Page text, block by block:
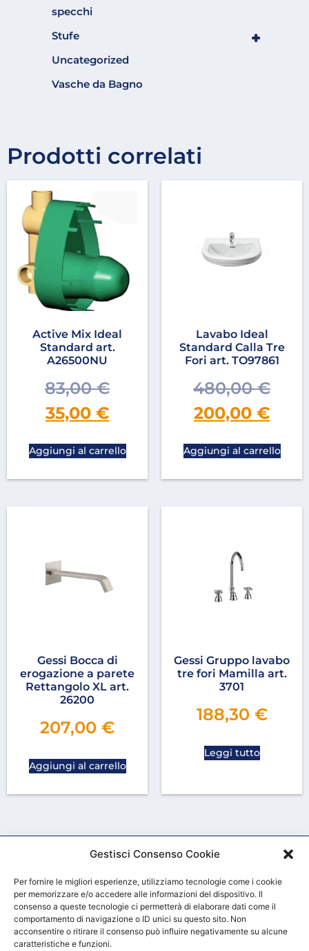
Gestisci Consenso Cookie
Per fornire le migliori esperienze, utilizziamo tecnologie come i cookie
per memorizzare e/o accedere alle informazioni del dispositivo. Il
consenso a queste tecnologie ci permetterà di elaborare dati come il
comportamento di navigazione o ID unici su questo sito. Non
acconsentire o ritirare il consenso può influire negativamente su alcune
caratteristiche e funzioni.
specchi
+
Stufe
Uncategorized
Vasche da Bagno
Prodotti correlati
Active Mix Ideal
Standard art.
A26500NU
83,00€
35,00 €
Aggiungi al carrello
Lavabo Ideal
Standard Calla Tre
Fori art. TO97861
480,00€
200,00 €
Aggiungi al carrello
Gessi Bocca di
erogazione a parete
Rettangolo XL art.
26200
207,00 €
Aggiungi al carrello
Gessi Gruppo lavabo
tre fori Mamilla art.
3701
188,30 €
Leggi tutto
HOME CHI SIAMO CONTATTACI CONDIZIONI GENERALI DI VENDITA